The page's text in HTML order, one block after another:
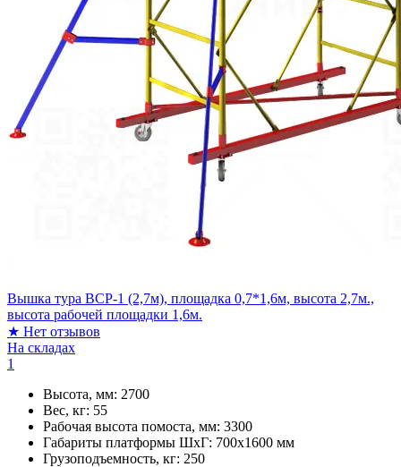
Вышка тура ВСР-1 (2,7м), площадка 0,7*1,6м, высота 2,7м.,
высота рабочей площадки 1,6м.
★ Нет отзывов
На складах
1
Высота, мм: 2700
Вес, кг: 55
Рабочая высота помоста, мм: 3300
Габариты платформы ШxГ: 700х1600 мм
Грузоподъемность, кг: 250